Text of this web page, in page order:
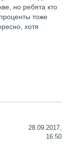
но ребята кто
тоже
хотя
28.09.2017,
16:50